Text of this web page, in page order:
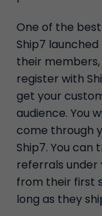
One of the
Ship7
their
register with
get your
audience. You
come through
Ship7. You
referrals under
from their first
long as they